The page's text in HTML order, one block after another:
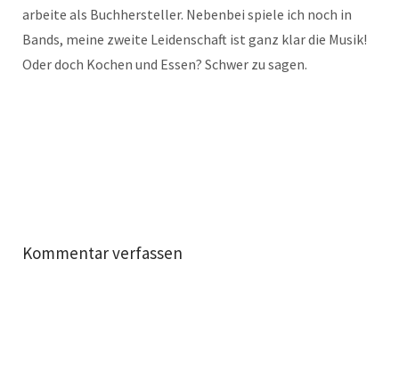
arbeite als Buchhersteller. Nebenbei spiele ich noch in
Bands, meine zweite Leidenschaft ist ganz klar die Musik!
Oder doch Kochen und Essen? Schwer zu sagen.
Kommentar verfassen